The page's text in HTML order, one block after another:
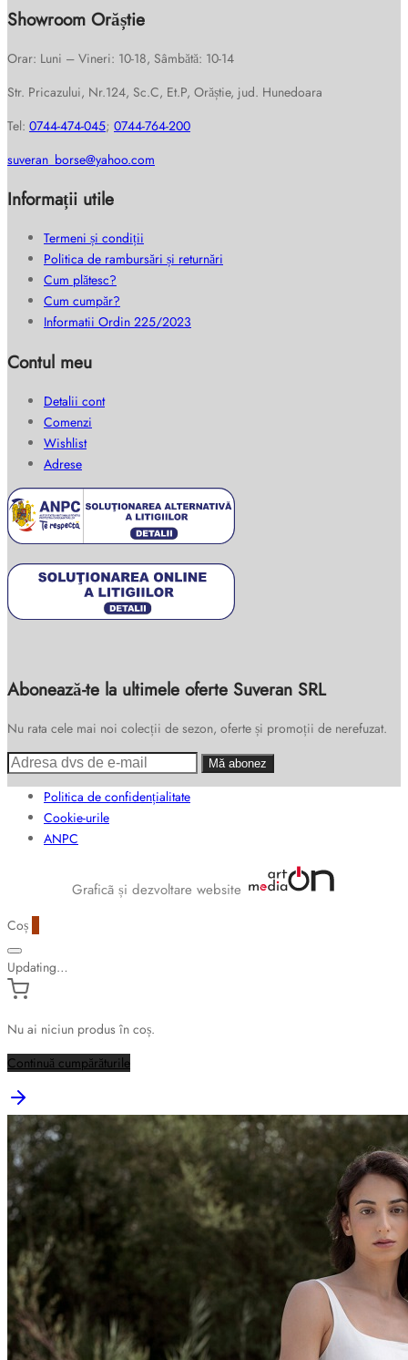
Showroom Orăștie
Orar: Luni – Vineri: 10-18, Sâmbătă: 10-14
Str. Pricazului, Nr.124, Sc.C, Et.P, Orăștie, jud. Hunedoara
Tel: 0744-474-045; 0744-764-200
suveran_borse@yahoo.com
Informații utile
Termeni și condiții
Politica de rambursări și returnări
Cum plătesc?
Cum cumpăr?
Informatii Ordin 225/2023
Contul meu
Detalii cont
Comenzi
Wishlist
Adrese
Abonează-te la ultimele oferte Suveran SRL
Nu rata cele mai noi colecții de sezon, oferte și promoții de nerefuzat.
Politica de confidențialitate
Cookie-urile
ANPC
Graficã și dezvoltare website
Coș
Updating…
Nu ai niciun produs în coș.
Continuă cumpărăturile